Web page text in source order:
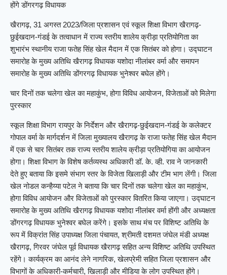
होंगे डोंगरगढ़ विधायक
खैरागढ़, 31 अगस्त 2023/जिला प्रशासन एवं स्कूल शिक्षा विभाग खैरागढ़-
छुईखदान-गंडई के तत्वाधान में राज्य स्तरीय शालेय क्रीड़ा प्रतियोगिता का
शुभारंभ स्थानीय राजा फतेह सिंह खेल मैदान में एक सितंबर को होगा। उद्घाटन
समारोह के मुख्य अतिथि खैरागढ़ विधायक यशोदा नीलांबर वर्मा और समापन
समारोह के मुख्य अतिथि डोंगरगढ़ विधायक भुनेश्वर बघेल होंगे।
चार दिनों तक चलेगा खेल का महाकुंभ, होगा विविध आयोजन, विजेताओं को मिलेगा
पुरस्कार
स्कूल शिक्षा विभाग रायपुर के निर्देशन और खैरागढ़-छुईखदान-गंडई के कलेक्टर
गोपाल वर्मा के मार्गदर्शन में जिला मुख्यालय खैरागढ़ के राजा फतेह सिंह खेल मैदान
में एक से चार सितंबर तक राज्य स्तरीय शालेय क्रीड़ा प्रतियोगिया का आयोजन
होगा। शिक्षा विभाग के विशेष कर्तव्यस्थ अधिकारी डॉ. के. व्ही. राव ने जानकारी
देते हुए बताया कि इसमे संभाग स्तर के विजेता खिलाड़ी और टीम भाग लेंगी। जिला
खेल नोडल कन्हैय्या पटेल ने बताया कि चार दिनों तक चलेगा खेल का महाकुंभ,
होगा विविध आयोजन और विजेताओं को पुरस्कार वितरित किया जाएगा। उद्घाटन
समारोह के मुख्य अतिथि खैरागढ़ विधायक यशोदा नीलांबर वर्मा होंगी और अध्यक्षता
डोंगरगढ़ विधायक भुनेश्वर बघेल करेंगे। इसके साथ मंच पर विशिष्ट अतिथि के
रूप में विक्रांत सिंह उपाध्यक्ष जिला पंचायत, श्रीमती दशमत जंघेल मंडी अध्यक्ष
खैरागढ़, गिरवर जंघेल पूर्व विधायक खैरागढ़ सहित अन्य विशिष्ट अतिथि उपस्थित
रहेंगे। कार्यक्रम का आनंद लेने नागरिक, खेलप्रेमी सहित जिला प्रशासन और
विभागों के अधिकारी-कर्मचारी, खिलाड़ी और मीडिया के लोग उपस्थित होंगे।